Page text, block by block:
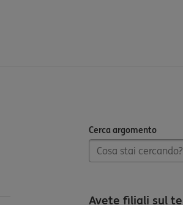
Cerca argomento
Cerca argomento
Avete filiali sul